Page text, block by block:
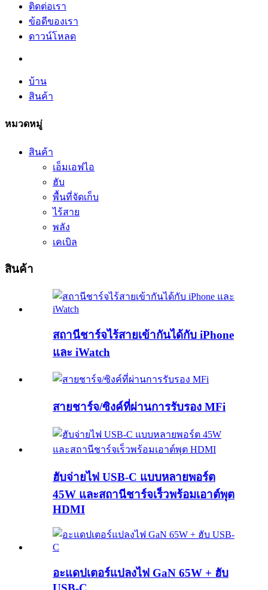
ติดต่อเรา
ข้อดีของเรา
ดาวน์โหลด
บ้าน
สินค้า
หมวดหมู่
สินค้า
เอ็มเอฟไอ
ฮับ
พื้นที่จัดเก็บ
ไร้สาย
พลัง
เคเบิล
สินค้า
สถานีชาร์จไร้สายเข้ากันได้กับ iPhone
และ iWatch
สายชาร์จ/ซิงค์ที่ผ่านการรับรอง MFi
ฮับจ่ายไฟ USB-C แบบหลายพอร์ต
45W และสถานีชาร์จเร็วพร้อมเอาต์พุต
HDMI
อะแดปเตอร์แปลงไฟ GaN 65W + ฮับ